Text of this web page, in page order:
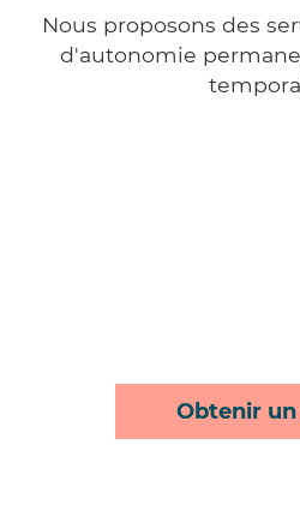
Nous proposons des
d'autonomie
Obtenir un